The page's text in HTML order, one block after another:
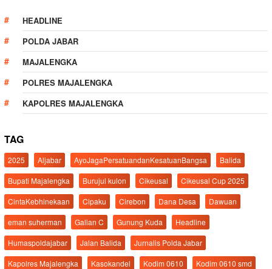
HEADLINE
POLDA JABAR
MAJALENGKA
POLRES MAJALENGKA
KAPOLRES MAJALENGKA
TAG
2025 Aljabar AyoJagaPersatuandanKesatuanBangsa
Balida
Bupati Majalengka
Burujul kulon Cikeusal
Cikeusal Cup 2025
CintaKebhinekaan
Cipaku Cirebon Dana Desa
Dawuan
eman suherman
Galian C Gunung Kuda
Headline
Humaspoldajabar
Jalan Balida
Jurnalis Polda Jabar
Kapolres Majalengka
Kasokandel Kodim 0610
Kodim 0610 smd